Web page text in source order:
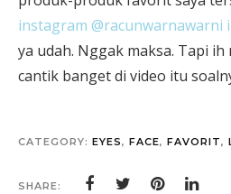
instagram @racunwarnawarni
ya udah. Nggak maksa. Tapi
cantik banget di video itu
CATEGORY: EYES, FACE, FAVORIT,
SHARE: